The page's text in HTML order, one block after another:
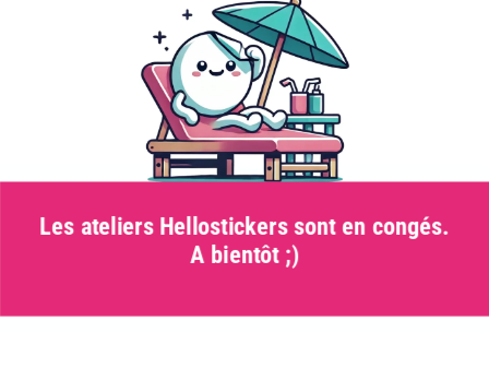
Les ateliers Hellostickers sont en congés.
A bientôt ;)